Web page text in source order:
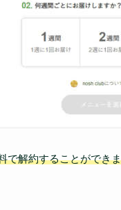
で解約することができ